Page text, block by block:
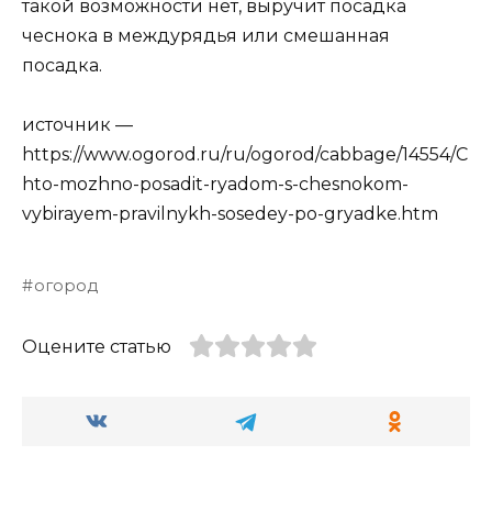
такой возможности нет, выручит посадка
чеснока в междурядья или смешанная
посадка.
источник —
https://www.ogorod.ru/ru/ogorod/cabbage/14554/C
hto-mozhno-posadit-ryadom-s-chesnokom-
vybirayem-pravilnykh-sosedey-po-gryadke.htm
огород
Оцените статью